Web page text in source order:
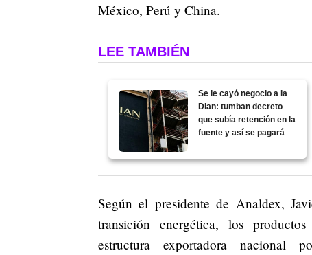
México, Perú y China.
LEE TAMBIÉN
Se le cayó negocio a la
Dian: tumban decreto
que subía retención en la
fuente y así se pagará
Según el presidente de Analdex,
transición energética, los
estructura exportadora nacional